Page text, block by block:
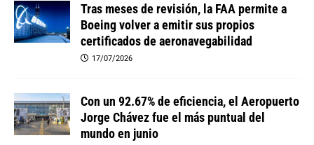
Tras meses de revisión, la FAA permite a
Boeing volver a emitir sus propios
certificados de aeronavegabilidad
17/07/2026
Con un 92.67% de eficiencia, el Aeropuerto
Jorge Chávez fue el más puntual del
mundo en junio